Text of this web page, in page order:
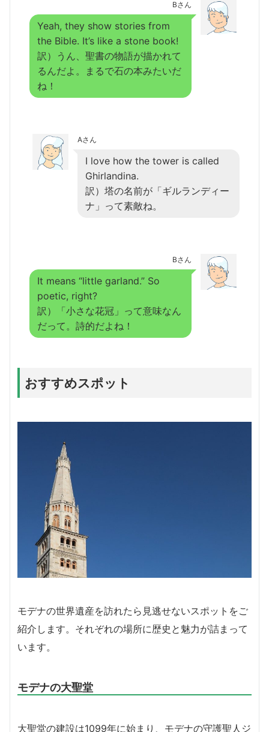
Bさん
Yeah, they show stories from
the Bible. It’s like a stone book!
訳）うん、聖書の物語が描かれて
るんだよ。まるで石の本みたいだ
ね！
Aさん
I love how the tower is called
Ghirlandina.
訳）塔の名前が「ギルランディー
ナ」って素敵ね。
Bさん
It means “little garland.” So
poetic, right?
訳）「小さな花冠」って意味なん
だって。詩的だよね！
おすすめスポット
モデナの世界遺産を訪れたら見逃せないスポットをご
紹介します。それぞれの場所に歴史と魅力が詰まって
います。
モデナの大聖堂
大聖堂の建設は1099年に始まり、モデナの守護聖人ジ